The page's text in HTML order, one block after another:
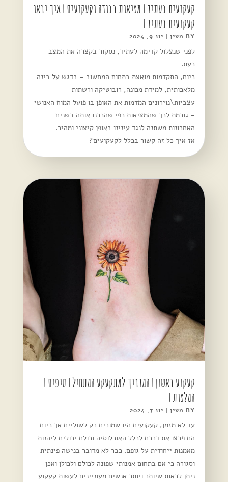
קעקועים בעתיד | מציאות רבודה וקעקועים | איך יראו
קעקועים בעתיד |
BY מעין| יונ 9, 2024
לפני שנצלול קדימה לעתיד, נסקור בקצרה את המצב
כעת.
כיום, התקדמות מואצת בתחום המחשוב – בדגש על בינה
מלאכותית, למידת מכונה, רובוטיקה ורשתות
עצביות\נוירונים המדמות את האופן בו פועל המוח האנושי
– גורמת לכך שהמציאות כפי שהכרנו אותה בשנים
האחרונות משתנה לנגד עינינו באופן קיצוני ומהיר.
אז איך כל זה קשור בכלל לקעקועים?
קעקוע ראשון | המדריך למתקעקע המתחיל | טיפים |
המלצות |
BY מעין| יונ 7, 2024
עד לא מזמן, קעקועים היו שמורים רק לשוליים אך כיום
הם פרצו את דרכם לכלל האוכלוסיה וכולם יכולים ליהנות
מאמנות ייחודית על גופם. כבר לא מדובר בנישה פינתית
וסגורה כי אם בתחום אמנותי שפונה לכולם ולכולן ואכן
ניתן לראות שיותר ויותר אנשים מעוניינים לעשות קעקוע